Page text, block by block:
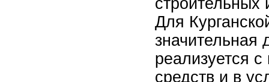
строительных
Для
значительная
реализуется
средств и в